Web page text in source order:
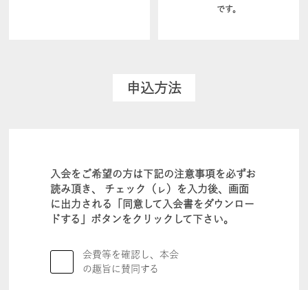
です。
申込方法
入会をご希望の方は下記の注意事項を必ずお
読み頂き、 チェック（ㇾ）を入力後、画面
に出力される「同意して入会書をダウンロー
ドする」ボタンをクリックして下さい。
会費等を確認し、本会
の趣旨に賛同する